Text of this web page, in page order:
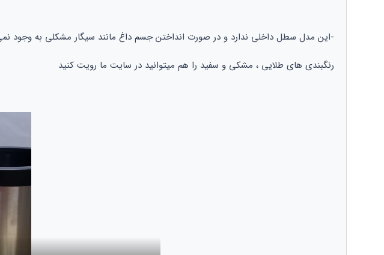
-این مدل سطل داخلی ندارد و در صورت انداختن جسم داغ مانند سیگار مشکلی به وجود
رنگبندی های طلایی ، مشکی و سفید را هم میتوانید در سایت ما رویت کنید